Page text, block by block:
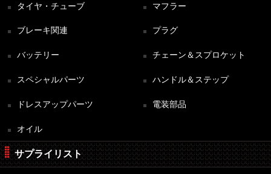
タイヤ・チューブ マフラー
ブレーキ関連 プラグ
バッテリー チェーン＆スプロケット
スペシャルパーツ ハンドル＆ステップ
ドレスアップパーツ 電装部品
オイル
サプライリスト